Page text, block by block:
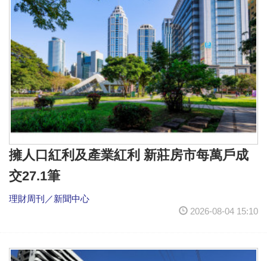
擁人口紅利及產業紅利 新莊房市每萬戶成
交27.1筆
理財周刊／新聞中心
2026-08-04 15:10